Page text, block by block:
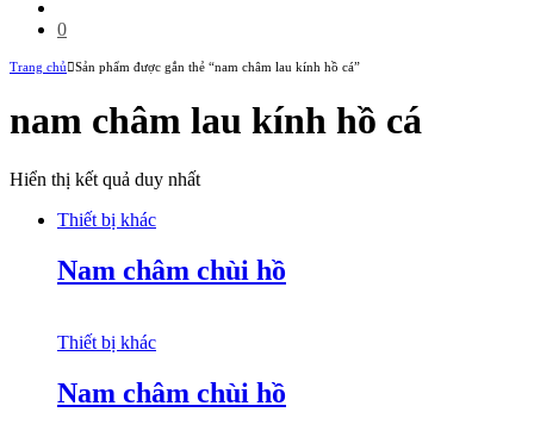
0
Trang chủ Sản phẩm được gắn thẻ “nam châm lau kính hồ cá”
nam châm lau kính hồ cá
Hiển thị kết quả duy nhất
Thiết bị khác
Nam châm chùi hồ
Thiết bị khác
Nam châm chùi hồ